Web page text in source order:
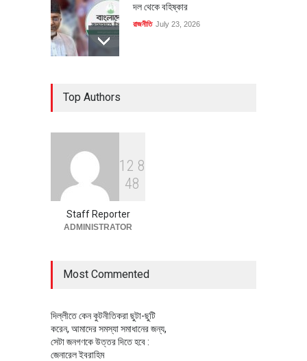
দল থেকে বহিষ্কার
রাজনীতি July 23, 2026
বৈশ্বিক প্রতিযোগিতা সক্ষমতা বাড়াতে
পোশাক শিল্পে নতুন উদ্যোগ
Top Authors
1 2 8
48
Staff Reporter
ADMINISTRATOR
Most Commented
দিল্লীতে কেন কুটনীতিকরা ছুটা-ছুটি
করেন, আমাদের সমস্যা সমাধানের জন্য,
সেটা জনগণকে উত্তর দিতে হবে :
জেনারেল ইবরাহিম